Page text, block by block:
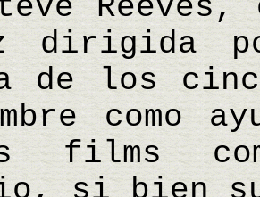
dirigida
de los
como
films